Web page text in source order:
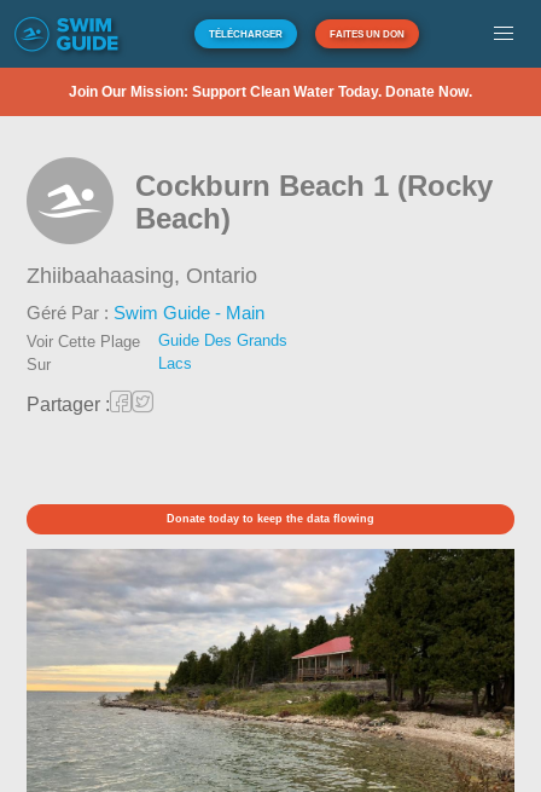
TÉLÉCHARGER FAITES UN DON
Join Our Mission: Support Clean Water Today. Donate Now.
Cockburn Beach 1 (Rocky
Beach)
Zhiibaahaasing, Ontario
Géré Par : Swim Guide - Main
Voir Cette Plage
Sur
Guide Des Grands
Lacs
Partager :
Donate today to keep the data flowing